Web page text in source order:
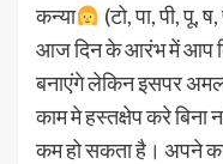
कन्या
(टो, पा, पी, पू,
आज दिन के आरंभ में आप
बनाएंगे लेकिन इसपर
काम मे हस्तक्षेप करे बिना
कम हो सकता है। अपने